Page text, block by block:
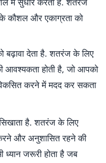
कौशल और एकाग्रता को
देता है. शतरंज के लिए
होती है, जो आपको
करने में मदद कर सकता
है. शतरंज के लिए
और अनुशासित रहने की
जरूरी होता है जब